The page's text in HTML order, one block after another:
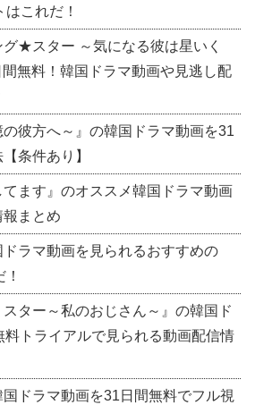
これだ！
グ★スター ～気になる彼は星いく
無料！韓国ドラマ動画や見逃し配
の彼方へ～』の韓国ドラマ動画を31
条件あり】
てます』のオススメ韓国ドラマ動画
報まとめ
ドラマ動画を見られるおすすめの
スター～私のおじさん～』の韓国ド
料トライアルで見られる動画配信情
国ドラマ動画を31日間無料でフル視